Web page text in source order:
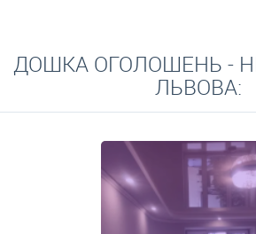
ДОШКА ОГОЛОШЕНЬ -
ЛЬВОВА: